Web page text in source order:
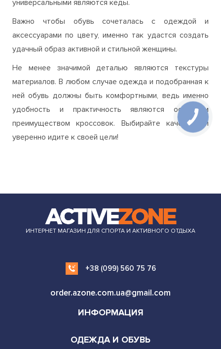
брендов.
Массивные кроссовки гармонично сочетаются с
повседневными платьями и сарафанами. Не менее
универсальными являются кеды.
Важно чтобы обувь сочеталась с одеждой и
аксессуарами по цвету, именно так удастся создать
удачный образ активной и стильной женщины.
Не менее значимой деталью являются текстуры
материалов. В любом случае одежда и подобранная к
+38 (099) 560 75 76
order.azone.com.ua@gmail.com